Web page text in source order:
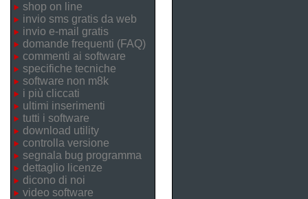
shop on line
invio sms gratis da web
invio e-mail gratis
domande frequenti (FAQ)
commenti ai software
specifiche tecniche
software non m8k
i più cliccati
ultimi inserimenti
tutti i software
download utility
controlla versione
segnala bug programma
dettaglio licenze
dicono di noi
video software